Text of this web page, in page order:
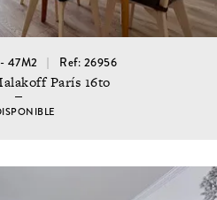
47M2 Ref: 26956
París 16to